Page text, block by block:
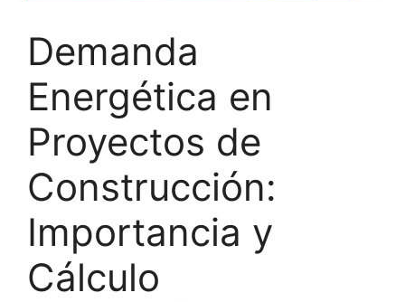
Demanda
Energética en
Proyectos de
Construcción:
Importancia y
Cálculo